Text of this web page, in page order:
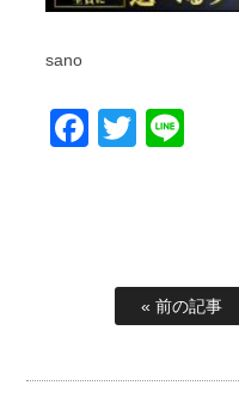
sano
Facebook
Twitter
« 前の記事